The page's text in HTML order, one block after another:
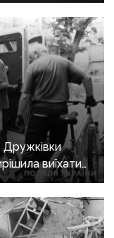
Дружківки
виїхати